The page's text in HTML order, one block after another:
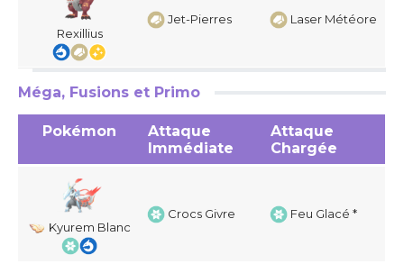
Rexillius
Jet-Pierres Laser Météore
Méga, Fusions et Primo
Pokémon
Attaque
Immédiate
Attaque
Chargée
Kyurem Blanc
Crocs Givre Feu Glacé *